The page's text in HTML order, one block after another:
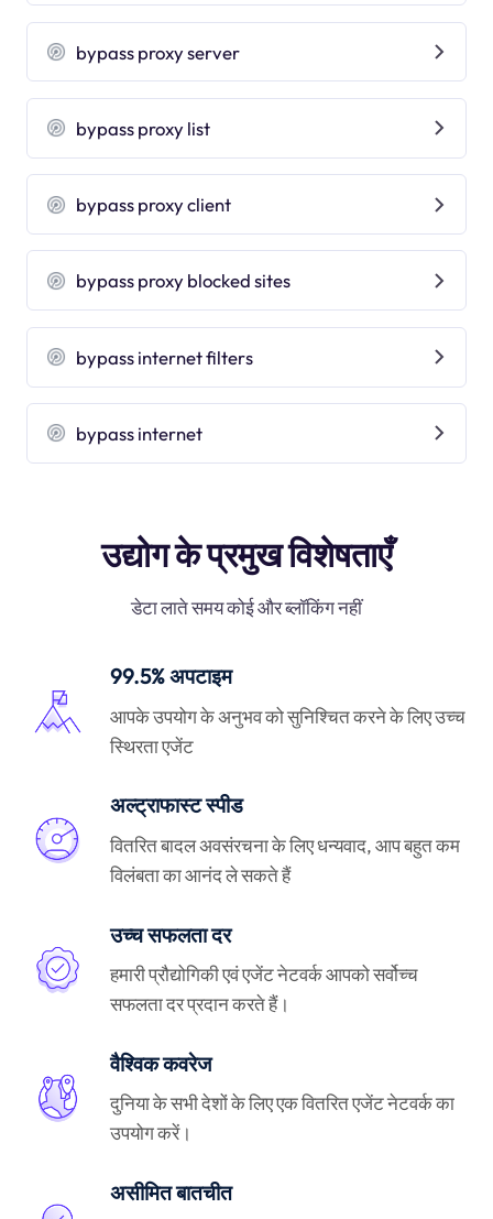
bypass proxy server
bypass proxy list
bypass proxy client
bypass proxy blocked sites
bypass internet filters
bypass internet
उद्योग के प्रमुख विशेषताएँ
डेटा लाते समय कोई और ब्लॉकिंग नहीं
99.5% अपटाइम
आपके उपयोग के अनुभव को सुनिश्चित करने के लिए उच्च
स्थिरता एजेंट
अल्ट्राफास्ट स्पीड
वितरित बादल अवसंरचना के लिए धन्यवाद, आप बहुत कम
विलंबता का आनंद ले सकते हैं
उच्च सफलता दर
हमारी प्रौद्योगिकी एवं एजेंट नेटवर्क आपको सर्वोच्च
सफलता दर प्रदान करते हैं।
वैश्विक कवरेज
दुनिया के सभी देशों के लिए एक वितरित एजेंट नेटवर्क का
उपयोग करें।
असीमित बातचीत